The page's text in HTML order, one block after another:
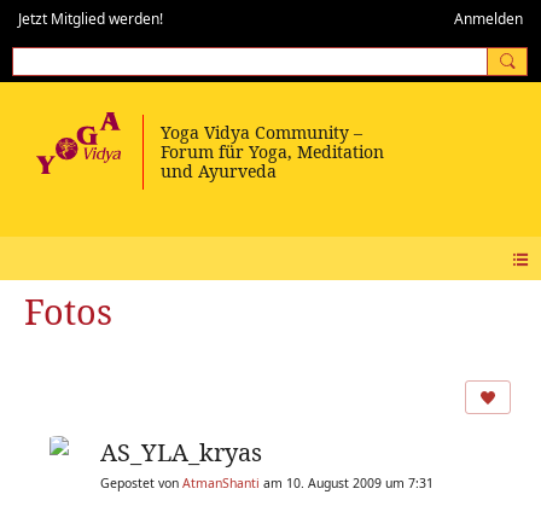
Jetzt Mitglied werden! Anmelden
Fotos
AS_YLA_kryas
Gepostet von AtmanShanti am 10. August 2009 um 7:31